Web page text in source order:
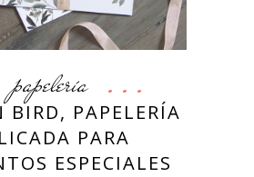
papelería
BIRD, PAPELERÍA
PARA
ESPECIALES